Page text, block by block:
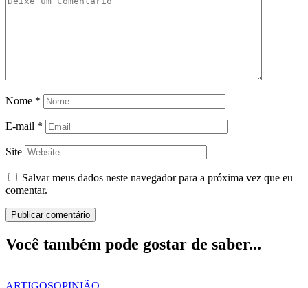
Nome *
E-mail *
Site
Salvar meus dados neste navegador para a próxima vez que eu
comentar.
Você também pode gostar de saber...